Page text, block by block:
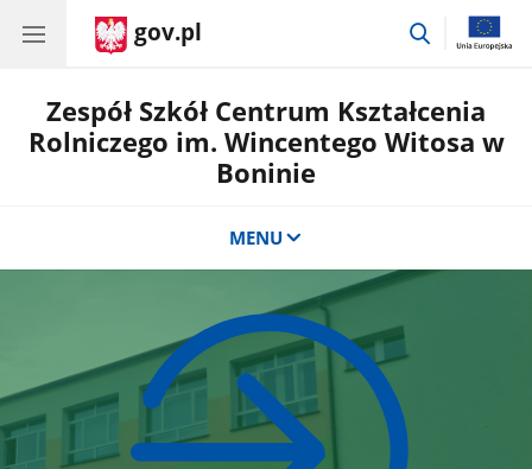
gov.pl
przejdź
Zespół Szkół Centrum Kształcenia
Rolniczego im. Wincentego Witosa w
Boninie
MENU